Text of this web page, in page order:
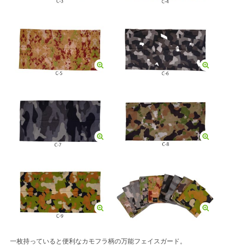
一枚持っていると便利なカモフラ柄の万能フェイスガード。